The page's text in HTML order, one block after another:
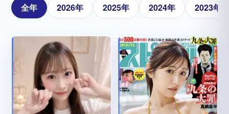
全年 2026年 2025年 2024年 2023年